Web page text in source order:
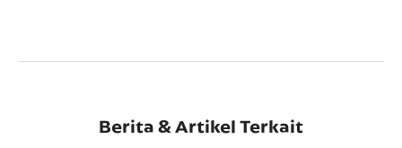
Berita & Artikel Terkait